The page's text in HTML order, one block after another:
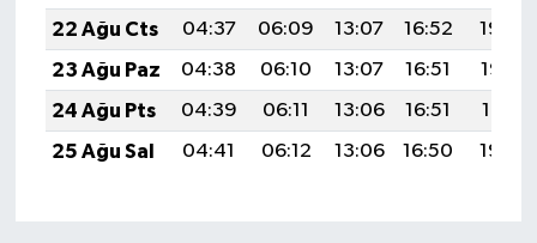
22 Ağu Cts
04:37 06:09 13:07 16:52
19:54
23 Ağu Paz
04:38 06:10 13:07 16:51
19:53
24 Ağu Pts
04:39 06:11 13:06 16:51
19:51
25 Ağu Sal
04:41 06:12 13:06 16:50 19:50